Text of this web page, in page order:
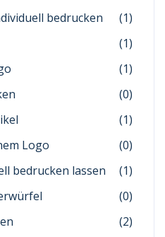
bedrucken
(1)
(1)
(1)
(0)
(1)
Logo
(0)
bedrucken lassen
(1)
(0)
(2)